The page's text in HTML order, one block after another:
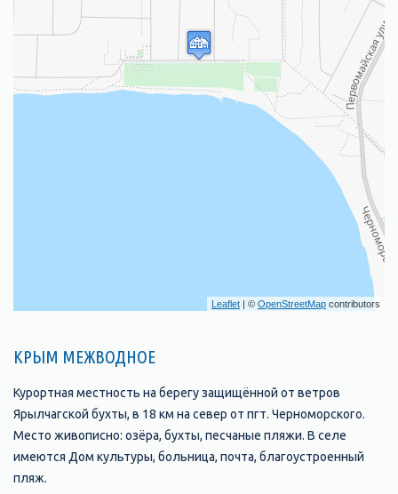
Leaflet | © OpenStreetMap contributors
КРЫМ МЕЖВОДНОЕ
Курортная местность на берегу защищённой от ветров
Ярылчагской бухты, в 18 км на север от пгт. Черноморского.
Место живописно: озёра, бухты, песчаные пляжи. В селе
имеются Дом культуры, больница, почта, благоустроенный
пляж.